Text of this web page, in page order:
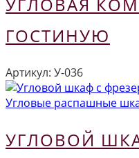
ГОСТИНУЮ
Артикул: У-036
Угловые распашные
УГЛОВОЙ